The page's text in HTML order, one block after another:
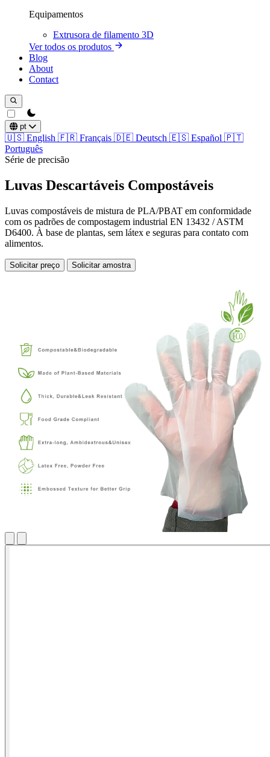
Equipamentos
Extrusora de filamento 3D
Ver todos os produtos
Blog
About
Contact
theme switcher
pt
🇺🇸 English 🇫🇷 Français 🇩🇪 Deutsch 🇪🇸 Español 🇵🇹
Português
Série de precisão
Luvas Descartáveis Compostáveis
Luvas compostáveis de mistura de PLA/PBAT em conformidade
com os padrões de compostagem industrial EN 13432 / ASTM
D6400. À base de plantas, sem látex e seguras para contato com
alimentos.
Solicitar preço Solicitar amostra